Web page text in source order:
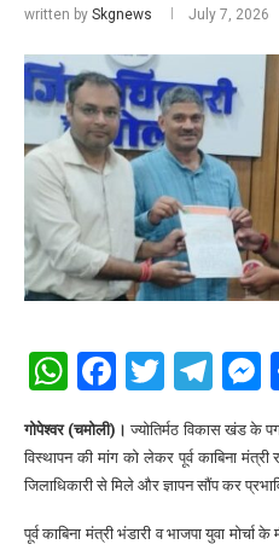
written by Skgnews July 7, 2026
WhatsApp
Facebook
गोपेश्वर (चमोली)। ज्योतिर्मठ विकास खंड के
विस्थापन की मांग को लेकर पूर्व काबिना
जिलाधिकारी से मिले और ज्ञापन सौंप कर
पूर्व काबिना मंत्री भंडारी व भाजपा युवा मोर्चा